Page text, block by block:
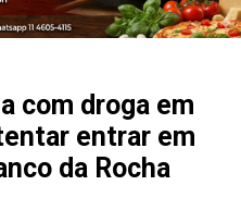
com droga em
entrar em
da Rocha